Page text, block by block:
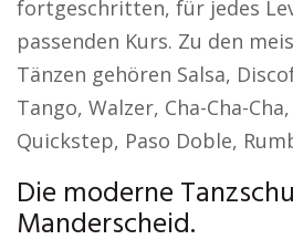
fortgeschritten, für jedes
passenden Kurs. Zu den
Tänzen gehören Salsa,
Tango, Walzer, Cha-Cha-
Quickstep, Paso Doble,
Die moderne
Manderscheid.